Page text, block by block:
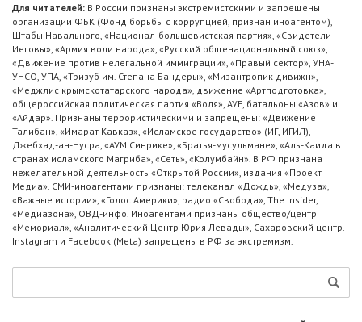
Для читателей: В России признаны экстремистскими и запрещены
организации ФБК (Фонд борьбы с коррупцией, признан иноагентом),
Штабы Навального, «Национал-большевистская партия», «Свидетели
Иеговы», «Армия воли народа», «Русский общенациональный союз»,
«Движение против нелегальной иммиграции», «Правый сектор», УНА-
УНСО, УПА, «Тризуб им. Степана Бандеры», «Мизантропик дивижн»,
«Меджлис крымскотатарского народа», движение «Артподготовка»,
общероссийская политическая партия «Воля», АУЕ, батальоны «Азов» и
«Айдар». Признаны террористическими и запрещены: «Движение
Талибан», «Имарат Кавказ», «Исламское государство» (ИГ, ИГИЛ),
Джебхад-ан-Нусра, «АУМ Синрике», «Братья-мусульмане», «Аль-Каида в
странах исламского Магриба», «Сеть», «Колумбайн». В РФ признана
нежелательной деятельность «Открытой России», издания «Проект
Медиа». СМИ-иноагентами признаны: телеканал «Дождь», «Медуза»,
«Важные истории», «Голос Америки», радио «Свобода», The Insider,
«Медиазона», ОВД-инфо. Иноагентами признаны общество/центр
«Мемориал», «Аналитический Центр Юрия Левады», Сахаровский центр.
Instagram и Facebook (Metа) запрещены в РФ за экстремизм.